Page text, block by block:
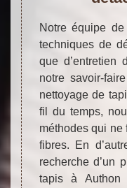
Notre équipe
techniques de
que d’entretien
notre savoir-
nettoyage de
fil du temps,
méthodes qui ne
fibres. En
recherche d’un
tapis à Authon